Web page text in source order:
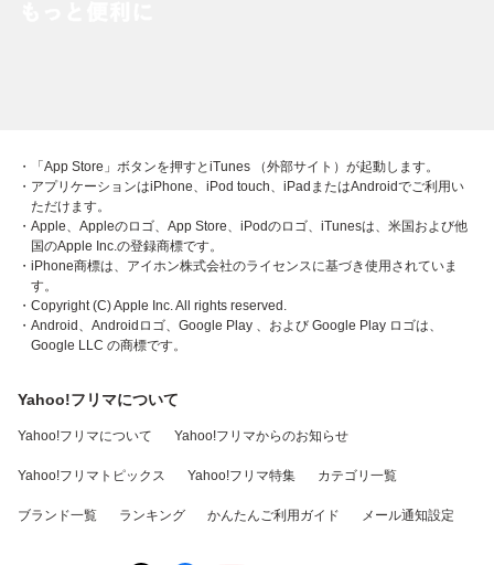
・「App Store」ボタンを押すとiTunes （外部サイト）が起動します。
・アプリケーションはiPhone、iPod touch、iPadまたはAndroidでご利用い
ただけます。
・Apple、Appleのロゴ、App Store、iPodのロゴ、iTunesは、米国および他
国のApple Inc.の登録商標です。
・iPhone商標は、アイホン株式会社のライセンスに基づき使用されていま
す。
・Copyright (C) Apple Inc. All rights reserved.
・Android、Androidロゴ、Google Play 、および Google Play ロゴは、
Google LLC の商標です。
Yahoo!フリマについて
Yahoo!フリマについて Yahoo!フリマからのお知らせ
Yahoo!フリマトピックス Yahoo!フリマ特集 カテゴリ一覧
ブランド一覧 ランキング かんたんご利用ガイド メール通知設定